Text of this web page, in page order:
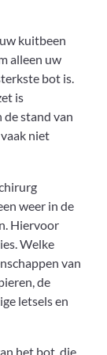
kuitbeen
alleen uw
bot is.
is
de stand van
niet
weer in de
Hiervoor
Welke
van
de
letsels en
het bot, die